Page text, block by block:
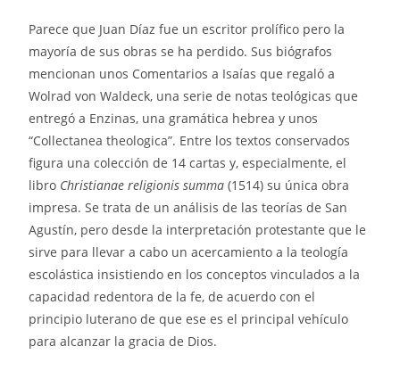
Parece que Juan Díaz fue un escritor prolífico pero la
mayoría de sus obras se ha perdido. Sus biógrafos
mencionan unos Comentarios a Isaías que regaló a
Wolrad von Waldeck, una serie de notas teológicas que
entregó a Enzinas, una gramática hebrea y unos
“Collectanea theologica”. Entre los textos conservados
figura una colección de 14 cartas y, especialmente, el
libro Christianae religionis summa(1514) su única obra
impresa. Se trata de un análisis de las teorías de San
Agustín, pero desde la interpretación protestante que le
sirve para llevar a cabo un acercamiento a la teología
escolástica insistiendo en los conceptos vinculados a la
capacidad redentora de la fe, de acuerdo con el
principio luterano de que ese es el principal vehículo
para alcanzar la gracia de Dios.